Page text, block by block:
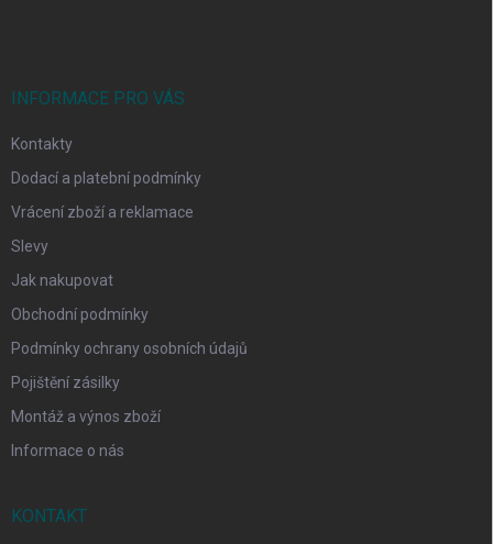
INFORMACE PRO VÁS
Kontakty
Dodací a platební podmínky
Vrácení zboží a reklamace
Slevy
Jak nakupovat
Obchodní podmínky
Podmínky ochrany osobních údajů
Pojištění zásilky
Montáž a výnos zboží
Informace o nás
KONTAKT